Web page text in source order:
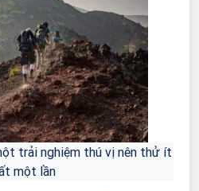
trải nghiệm thú vị nên thử ít
một lần